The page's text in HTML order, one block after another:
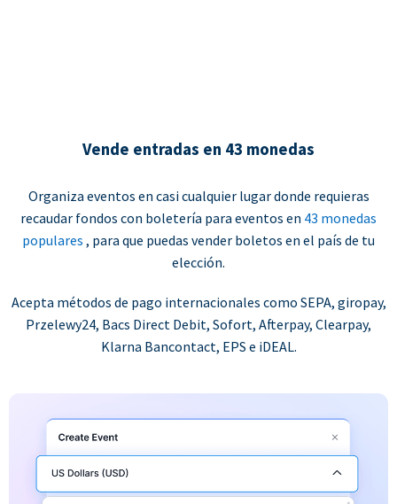
Vende entradas en 43 monedas
Organiza eventos en casi cualquier lugar donde requieras
recaudar fondos con boletería para eventos en 43 monedas
populares , para que puedas vender boletos en el país de tu
elección.
Acepta métodos de pago internacionales como SEPA, giropay,
Przelewy24, Bacs Direct Debit, Sofort, Afterpay, Clearpay,
Klarna Bancontact, EPS e iDEAL.